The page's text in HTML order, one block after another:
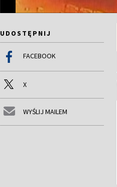
UDOSTĘPNIJ
FACEBOOK
X
WYŚLIJ MAILEM